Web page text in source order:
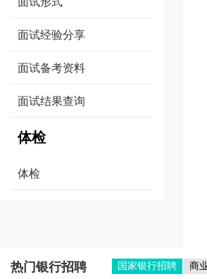
面试经验分享
面试备考资料
面试结果查询
体检
体检
热门银行招聘 国家银行招聘 商